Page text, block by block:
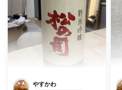
やすかわ